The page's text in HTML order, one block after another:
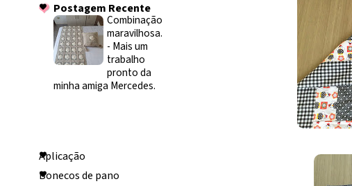
Postagem Recente
Combinação
maravilhosa.
- Mais um
trabalho
pronto da
minha amiga Mercedes.
Aplicação
Bonecos de pano